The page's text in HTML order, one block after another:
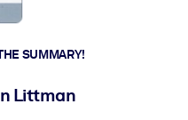
SUMMARY!
Littman